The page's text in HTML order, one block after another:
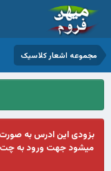
مجموعه اشعار کلاسیک
بزودی این ادرس به
میشود جهت ورود به چت